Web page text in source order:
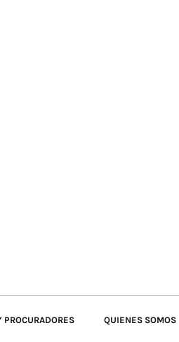
PROCURADORES QUIENES SOMOS